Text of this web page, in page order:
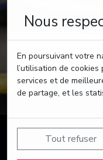
Nous
En poursuivant votre
l’utilisation de
services et de
de partage, et les
Tout refuser
Suivez nos